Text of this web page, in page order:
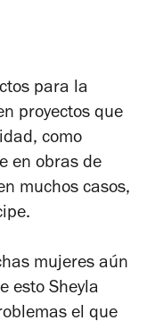
para la
proyectos que
como
en obras de
muchos casos,
mujeres aún
esto Sheyla
el que